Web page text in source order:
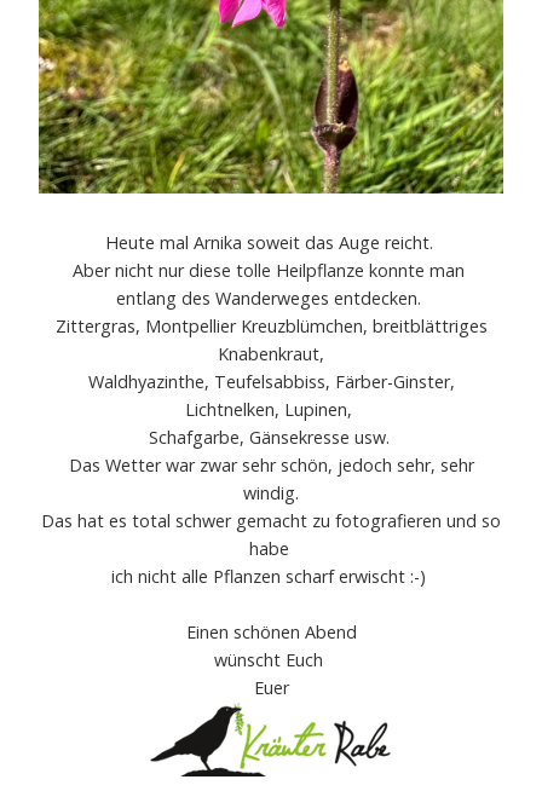
Heute mal Arnika soweit das Auge reicht.
Aber nicht nur diese tolle Heilpflanze konnte man
entlang des Wanderweges entdecken.
Zittergras, Montpellier Kreuzblümchen, breitblättriges
Knabenkraut,
Waldhyazinthe, Teufelsabbiss, Färber-Ginster,
Lichtnelken, Lupinen,
Schafgarbe, Gänsekresse usw.
Das Wetter war zwar sehr schön, jedoch sehr, sehr
windig.
Das hat es total schwer gemacht zu fotografieren und so
habe
ich nicht alle Pflanzen scharf erwischt :-)
Einen schönen Abend
wünscht Euch
Euer